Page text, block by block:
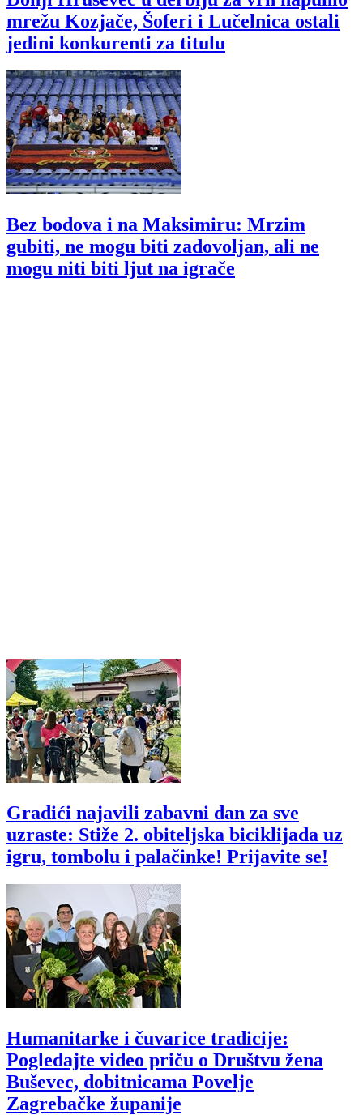
mrežu Kozjače, Šoferi i Lučelnica ostali
jedini konkurenti za titulu
Bez bodova i na Maksimiru: Mrzim
gubiti, ne mogu biti zadovoljan, ali ne
mogu niti biti ljut na igrače
Gradići najavili zabavni dan za sve
uzraste: Stiže 2. obiteljska biciklijada uz
igru, tombolu i palačinke! Prijavite se!
Humanitarke i čuvarice tradicije:
Pogledajte video priču o Društvu žena
Buševec, dobitnicama Povelje
Zagrebačke županije